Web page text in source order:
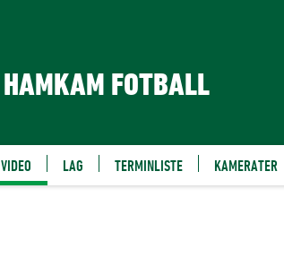
HAMKAM FOTBALL
VIDEO LAG TERMINLISTE KAMERATER